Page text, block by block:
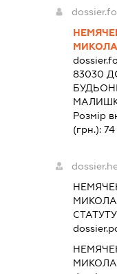
83030
Розмір
(грн.):
СТАТУТУ